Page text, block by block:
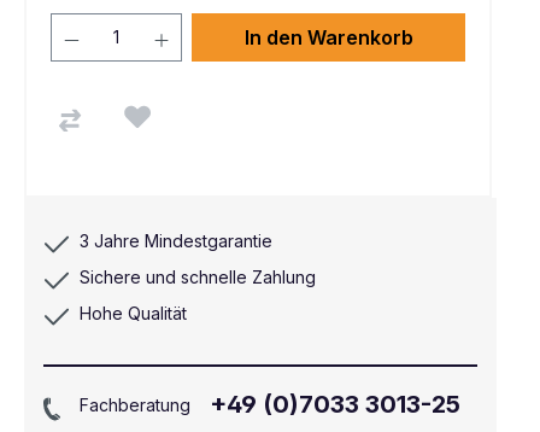
In den Warenkorb
3 Jahre Mindestgarantie
Sichere und schnelle Zahlung
Hohe Qualität
Fachberatung +49 (0)7033 3013-25